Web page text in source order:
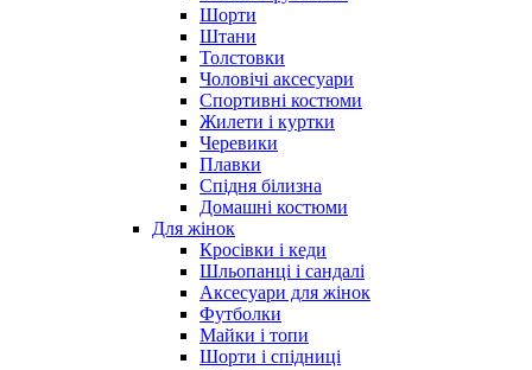
Шорти
Штани
Толстовки
Чоловічі аксесуари
Спортивні костюми
Жилети і куртки
Черевики
Плавки
Спідня білизна
Домашні костюми
Для жінок
Кросівки і кеди
Шльопанці і сандалі
Аксесуари для жінок
Футболки
Майки і топи
Шорти і спідниці